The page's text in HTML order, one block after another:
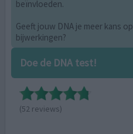
beïnvloeden.
Geeft jouw DNA je meer kans op
bijwerkingen?
Doe de DNA test!
(52 reviews)